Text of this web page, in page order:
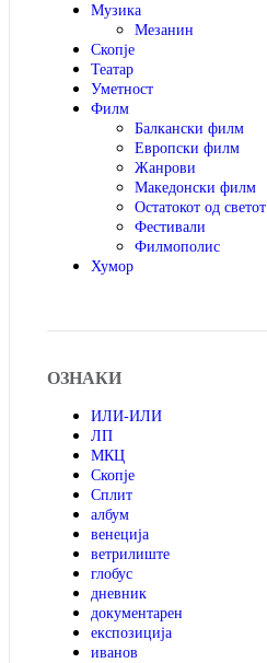
Музика
Мезанин
Скопје
Театар
Уметност
Филм
Балкански филм
Европски филм
Жанрови
Македонски филм
Остатокот од светот
Фестивали
Филмополис
Хумор
ОЗНАКИ
ИЛИ-ИЛИ
ЛП
МКЦ
Скопје
Сплит
албум
венеција
ветрилиште
глобус
дневник
документарен
експозиција
иванов